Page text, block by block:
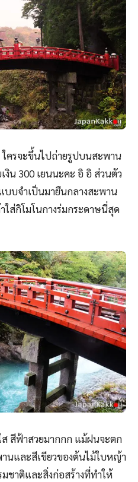
ครจะขึ้นไปถ่ายรูปบนสะพาน
งิน 300 เยนนะคะ อิ อิ ส่วนตัว
บบจำเป็นมายืนกลางสะพาน
ส่กิโมโนกางร่มกระดาษนี่สุด
สีฟ้าสวยมากกก แม้ฝนจะตก
นและสีเขียวของต้นไม้ใบหญ้า
ชาติและสิ่งก่อสร้างที่ทำให้